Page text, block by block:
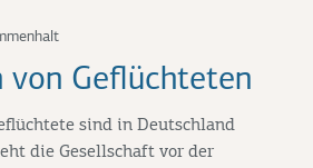
Geflüchteten
sind in Deutschland
die Gesellschaft vor der